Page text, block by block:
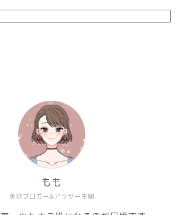
美容ブロガー&アラサー主婦
もも